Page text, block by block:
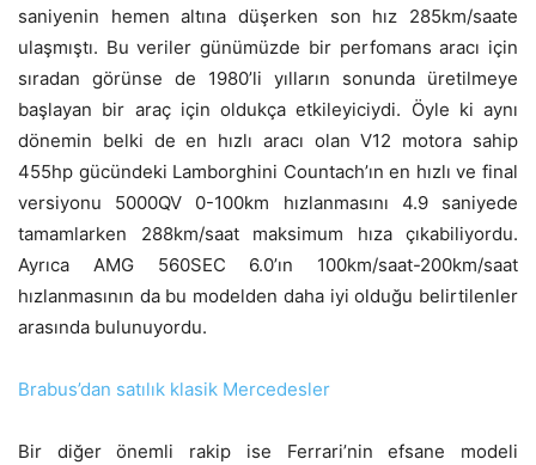
saniyenin hemen altına düşerken son hız 285km/saate
ulaşmıştı. Bu veriler günümüzde bir perfomans aracı için
sıradan görünse de 1980’li yılların sonunda üretilmeye
başlayan bir araç için oldukça etkileyiciydi. Öyle ki aynı
dönemin belki de en hızlı aracı olan V12 motora sahip
455hp gücündeki Lamborghini Countach’ın en hızlı ve final
versiyonu 5000QV 0-100km hızlanmasını 4.9 saniyede
tamamlarken 288km/saat maksimum hıza çıkabiliyordu.
Ayrıca AMG 560SEC 6.0’ın 100km/saat-200km/saat
hızlanmasının da bu modelden daha iyi olduğu belirtilenler
arasında bulunuyordu.
Brabus’dan satılık klasik Mercedesler
Bir diğer önemli rakip ise Ferrari’nin efsane modeli